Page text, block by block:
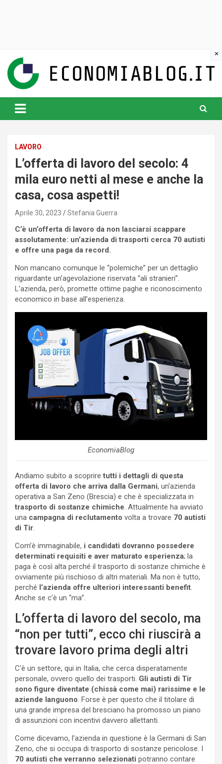
content
www.economiablog.it
LAVORO
L’offerta di lavoro del secolo: 4
mila euro netti al mese e anche la
casa, cosa aspetti!
Aprile 30, 2023 Stefania Guerra
C’è un’offerta di lavoro da non lasciarsi scappare
assolutamente: un’azienda di trasporti cerca 70 autisti
e offre una paga da record.
Non mancano comunque le “polemiche” per un dettaglio
riguardante un’agevolazione riservata “ali stranieri”.
L’azienda, però, promette ottime paghe e riconoscimento
economico in base all’esperienza.
EconomiaBlog
Andiamo subito a scopriretutti i dettagli di questa
offerta di lavoro che arriva dalla Germani, un’azienda
operativa a San Zeno (Brescia) e che è specializzata in
trasporto di sostanze chimiche . Attualmente ha avviato
una campagna di reclutamento volta a trovare 70 autisti
di Tir
Com’è immaginabile, i candidati dovranno possedere
determinati requisiti e aver maturato esperienza; la
paga è così alta perché il trasporto di sostanze chimiche è
ovviamente più rischioso di altri materiali. Ma non è tutto,
perché l’azienda offre ulteriori interessanti benefit
Anche se c’è un “ma”.
L’offerta di lavoro del secolo, ma
“non per tutti”, ecco chi riuscirà a
trovare lavoro prima degli altri
C’è un settore, qui in Italia, che cerca disperatamente
personale, ovvero quello dei trasporti. Gli autisti di Tir
sono figure diventate (chissà come mai) rarissime e le
aziende languono . Forse è per questo che il titolare di
una grande impresa del bresciano ha promosso un piano
di assunzioni con incentivi davvero allettanti.
Come dicevamo, l’azienda in questione è la Germani di San
Zeno, che si occupa di trasporto di sostanze pericolose. I
70 autisti che verranno selezionati potranno contare